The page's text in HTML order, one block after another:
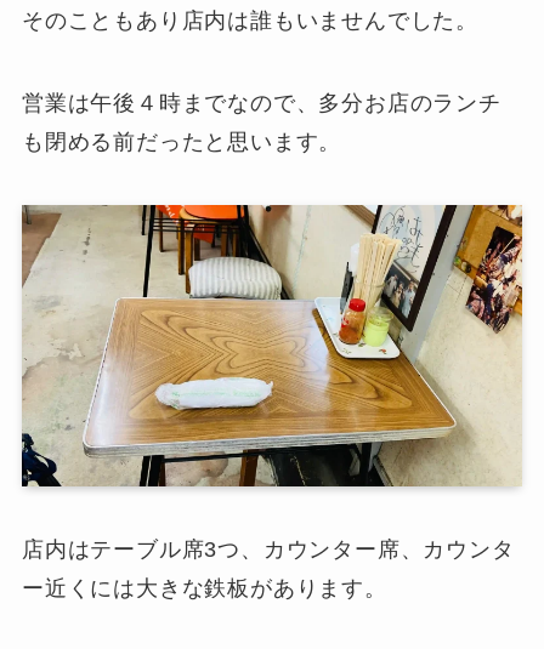
そのこともあり店内は誰もいませんでした。
営業は午後４時までなので、多分お店のランチ
も閉める前だったと思います。
店内はテーブル席3つ、カウンター席、カウンタ
ー近くには大きな鉄板があります。